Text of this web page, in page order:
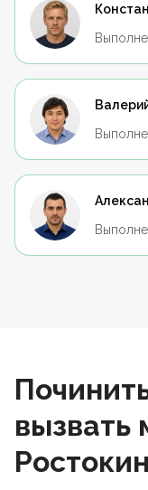
вызвать